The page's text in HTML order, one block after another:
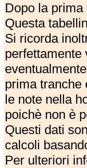
Dopo la
Questa
Si ricorda
perfettamente
prima tranche
le note nella
poichè non è
Questi dati
calcoli
Per ulteriori